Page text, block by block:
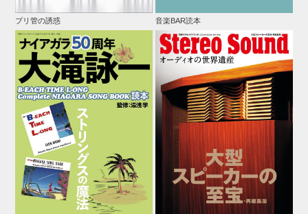
プリ管の誘惑 音楽BAR読本